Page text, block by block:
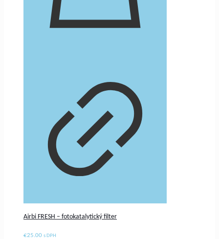
Airbi FRESH – fotokatalytický filter
€25.00 s DPH